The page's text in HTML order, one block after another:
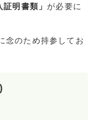
証明書類」が必要に
念のため持参してお